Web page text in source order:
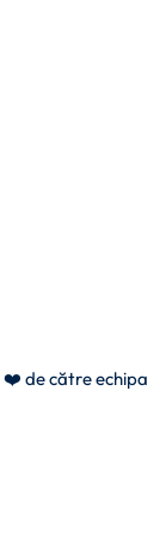
❤️ de către echipa